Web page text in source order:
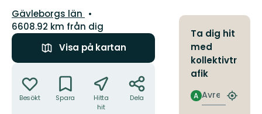
Län:
Gävleborgs län
6608.92 km från dig
Visa på kartan
Besökt Spara
Hitta
hit
Dela
Ta dig hit
med
kollektivtr
afik
Avresa
A
Hitta